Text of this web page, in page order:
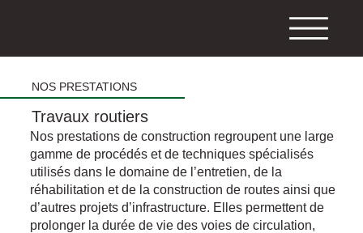
NOS PRESTATIONS
Travaux routiers
Nos prestations de construction regroupent une large
gamme de procédés et de techniques spécialisés
utilisés dans le domaine de l’entretien, de la
réhabilitation et de la construction de routes ainsi que
d’autres projets d’infrastructure. Elles permettent de
prolonger la durée de vie des voies de circulation,